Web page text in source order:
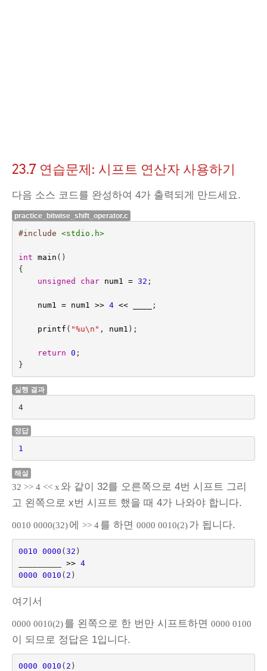
23.7 연습문제: 시프트 연산자 사용하기
다음 소스 코드를 완성하여 4가 출력되게 만드세요.
practice_bitwise_shift_operator.c
#include <stdio.h>
int main ()
{
unsigned
char num1 = 32 ;
num1 = num1 >> 4 << ;
printf ( "%u\n " , num1 );
return 0 ;
}
실행 결과
4
정답
1
해설
32 >> 4 << x 와 같이 32를 오른쪽으로 4번 시프트 그리
고 왼쪽으로 x번 시프트 했을 때 4가 나와야 합니다.
0010 0000(32)에 >> 4를 하면 0000 0010(2)가 됩니다.
0010 0000 (32 )
>> 4
0000 0010 ( 2 )
여기서
0000 0010(2)를 왼쪽으로 한 번만 시프트하면 0000 0100
이 되므로 정답은 1입니다.
0000 0010 ( 2 )